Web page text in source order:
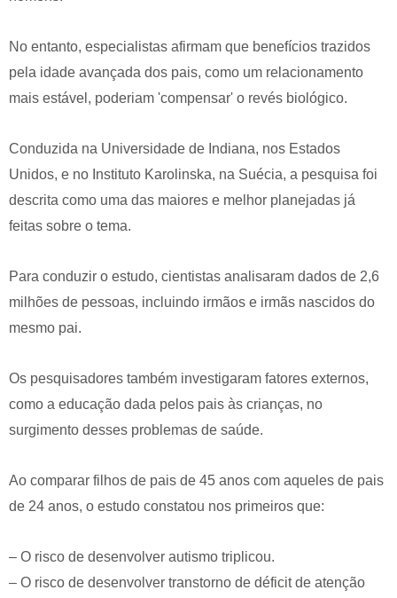
No entanto, especialistas afirmam que benefícios trazidos
pela idade avançada dos pais, como um relacionamento
mais estável, poderiam 'compensar' o revés biológico.
Conduzida na Universidade de Indiana, nos Estados
Unidos, e no Instituto Karolinska, na Suécia, a pesquisa foi
descrita como uma das maiores e melhor planejadas já
feitas sobre o tema.
Para conduzir o estudo, cientistas analisaram dados de 2,6
milhões de pessoas, incluindo irmãos e irmãs nascidos do
mesmo pai.
Os pesquisadores também investigaram fatores externos,
como a educação dada pelos pais às crianças, no
surgimento desses problemas de saúde.
Ao comparar filhos de pais de 45 anos com aqueles de pais
de 24 anos, o estudo constatou nos primeiros que:
– O risco de desenvolver autismo triplicou.
– O risco de desenvolver transtorno de déficit de atenção